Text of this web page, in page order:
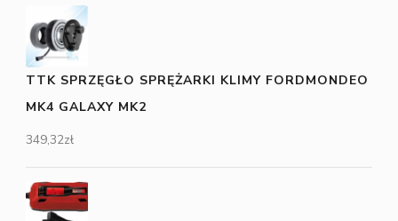
TTK SPRZĘGŁO SPRĘŻARKI KLIMY FORDMONDEO
MK4 GALAXY MK2
349,32zł